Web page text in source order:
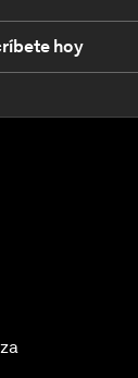
hoy